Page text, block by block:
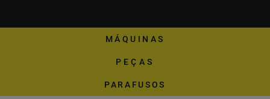
MÁQUINAS
PEÇAS
PARAFUSOS